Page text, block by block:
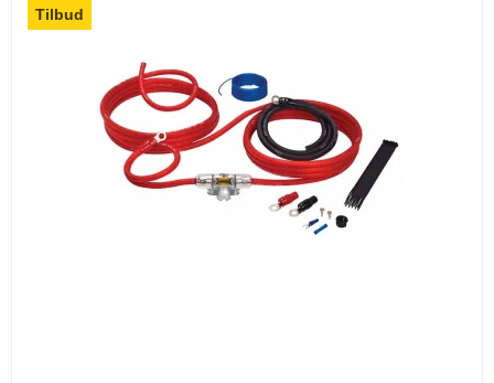
Tilbud